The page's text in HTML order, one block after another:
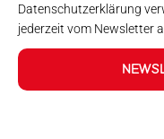
Datenschutzerklärung
jederzeit vom Newsletter